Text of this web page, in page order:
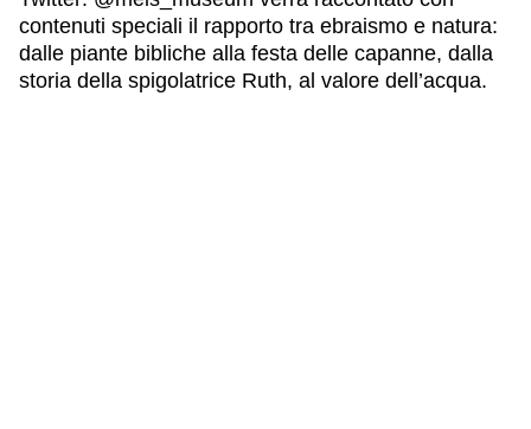
contenuti speciali il rapporto tra ebraismo e natura:
dalle piante bibliche alla festa delle capanne, dalla
storia della spigolatrice Ruth, al valore dell’acqua.